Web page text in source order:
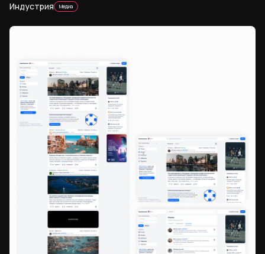
Индустрия Медиа